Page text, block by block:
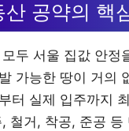
산 공약의 핵
두 서울 집값 안정
가능한 땅이 거의
터 실제 입주까지
철거, 착공, 준공